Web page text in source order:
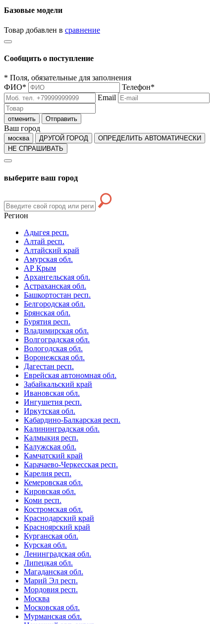
Базовые модели
Товар добавлен в сравнение
Сообщить о поступление
* Поля, обязательные для заполнения
ФИО* Телефон*
Email
отменить Отправить
Ваш город
москва ДРУГОЙ ГОРОД
ОПРЕДЕЛИТЬ АВТОМАТИЧЕСКИ
НЕ СПРАШИВАТЬ
выберите ваш город
Регион
Адыгея респ.
Алтай респ.
Алтайский край
Амурская обл.
АР Крым
Архангельская обл.
Астраханская обл.
Башкортостан респ.
Белгородская обл.
Брянская обл.
Бурятия респ.
Владимирская обл.
Волгоградская обл.
Вологодская обл.
Воронежская обл.
Дагестан респ.
Еврейская автономная обл.
Забайкальский край
Ивановская обл.
Ингушетия респ.
Иркутская обл.
Кабардино-Балкарская респ.
Калининградская обл.
Калмыкия респ.
Калужская обл.
Камчатский край
Карачаево-Черкесская респ.
Карелия респ.
Кемеровская обл.
Кировская обл.
Коми респ.
Костромская обл.
Краснодарский край
Красноярский край
Курганская обл.
Курская обл.
Ленинградская обл.
Липецкая обл.
Магаданская обл.
Марий Эл респ.
Мордовия респ.
Москва
Московская обл.
Мурманская обл.